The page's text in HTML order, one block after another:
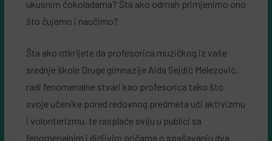
ukusnim čokoladama? Šta ako odmah primjenimo ono
što čujemo i naučimo?
Šta ako otkrijete da profesorica muzičkog iz vaše
srednje škole Druge gimnazije Aida Sejdić Melezović,
radi fenomenalne stvari kao profesorica tako što
svoje učenike pored redovnog predmeta uči aktivizmu
i volonterizmu, te rasplače sviju u publici sa
fenomenalnim i dirljivim pričama o spašavanju dva